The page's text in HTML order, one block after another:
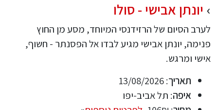
יונתן אבישי - סולו
לערב הסיום של הרזידנסי המיוחד, מסע מן החוץ
פנימה, יונתן אבישי מגיע לבדו אל הפסנתר - חשוף,
אישי ומרגש.
תאריך: 13/08/2026
איפה: תל אביב-יפו